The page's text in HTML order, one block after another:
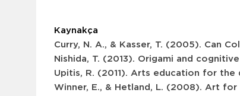
Kaynakça
Curry, N. A., & Kasser, T. (2005). Can
Nishida, T. (2013). Origami and
Upitis, R. (2011). Arts education for
Winner, E., & Hetland, L. (2008). Art